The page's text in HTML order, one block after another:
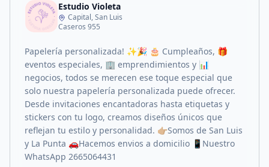
Estudio Violeta
Capital, San Luis
Caseros 955
Papelería personalizada! ✨🎉 🎂 Cumpleaños, 🎁
eventos especiales, 🏢 emprendimientos y 📊
negocios, todos se merecen ese toque especial que
solo nuestra papelería personalizada puede ofrecer.
Desde invitaciones encantadoras hasta etiquetas y
stickers con tu logo, creamos diseños únicos que
reflejan tu estilo y personalidad. 👉🏼Somos de San Luis
y La Punta 🚗Hacemos envios a domicilio 📱Nuestro
WhatsApp 2665064431